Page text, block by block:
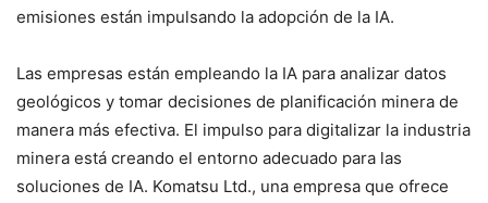
emisiones están impulsando la adopción de la IA.
Las empresas están empleando la IA para analizar datos
geológicos y tomar decisiones de planificación minera de
manera más efectiva. El impulso para digitalizar la industria
minera está creando el entorno adecuado para las
soluciones de IA. Komatsu Ltd., una empresa que ofrece